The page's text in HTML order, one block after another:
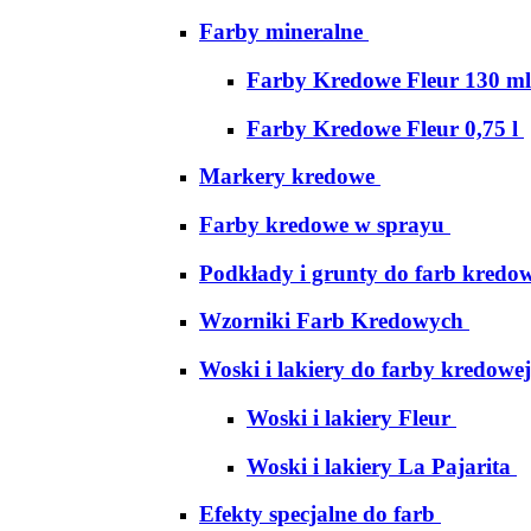
Farby mineralne
Farby Kredowe Fleur 130 ml
Farby Kredowe Fleur 0,75 l
Markery kredowe
Farby kredowe w sprayu
Podkłady i grunty do farb
Wzorniki Farb Kredowych
Woski i lakiery do farby kredowej
Woski i lakiery Fleur
Woski i lakiery La Pajarita
Efekty specjalne do farb